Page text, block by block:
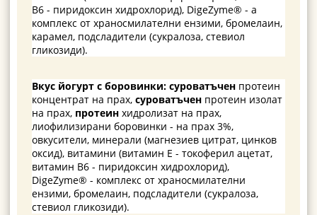
В6 - пиридоксин хидрохлорид), DigeZyme® - a
комплекс от храносмилателни ензими, бромелаин,
карамел, подсладители (сукралоза, стевиол
гликозиди).
Вкус йогурт с боровинки: суроватъчен протеин
концентрат на прах, суроватъчен протеин изолат
на прах, протеин хидролизат на прах,
лиофилизирани боровинки - на прах 3%,
овкусители, минерали (магнезиев цитрат, цинков
оксид), витамини (витамин Е - токоферил ацетат,
витамин В6 - пиридоксин хидрохлорид),
DigeZyme® - комплекс от храносмилателни
ензими, бромелаин, подсладители (сукралоза,
стевиол гликозиди).